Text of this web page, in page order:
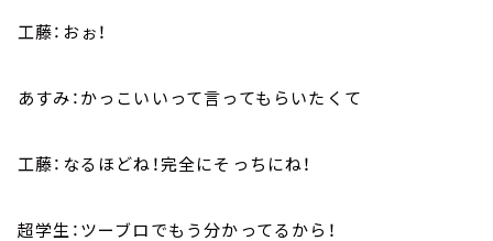
工藤：おぉ！
あすみ：かっこいいって言ってもらいたくて
工藤：なるほどね！完全にそっちにね！
超学生：ツーブロでもう分かってるから！